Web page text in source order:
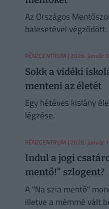
Az Országos
balesetével végződött.
PÉNZCENTRUM | 2026. január
Sokk a vidéki
menteni az életét
Egy hétéves kislány
légzése.
PÉNZCENTRUM | 2026. január
Indul a jogi
mentő!" szlogent?
A "Na szia mentő"
illetve a mémmé vált